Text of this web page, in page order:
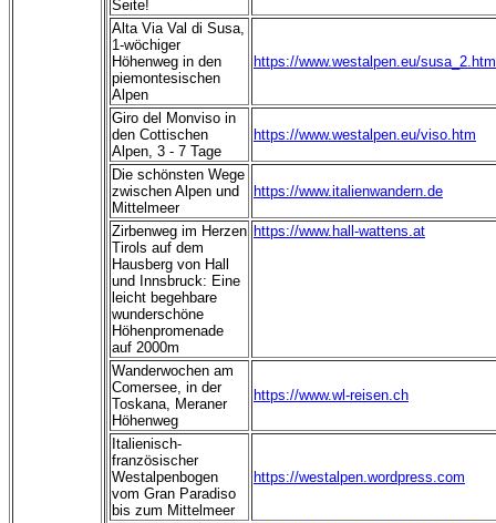
Seite!
Alta Via Val di Susa,
1-wöchiger
Höhenweg in den
piemontesischen
Alpen
https://www.westalpen.eu/susa_2.htm
Giro del Monviso in
den Cottischen
Alpen, 3 - 7 Tage
https://www.westalpen.eu/viso.htm
Die schönsten Wege
zwischen Alpen und
Mittelmeer
https://www.italienwandern.de
Zirbenweg im Herzen
Tirols auf dem
Hausberg von Hall
und Innsbruck: Eine
leicht begehbare
wunderschöne
Höhenpromenade
auf 2000m
https://www.hall-wattens.at
Wanderwochen am
Comersee, in der
Toskana, Meraner
Höhenweg
https://www.wl-reisen.ch
Italienisch-
französischer
Westalpenbogen
vom Gran Paradiso
bis zum Mittelmeer
https://westalpen.wordpress.com